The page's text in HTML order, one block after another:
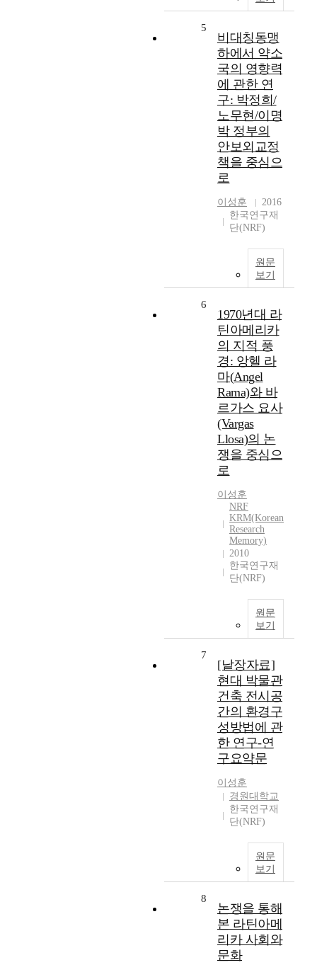
5
비대칭동맹
하에서 약소
국의 영향력
에 관한 연
구: 박정희/
노무현/이명
박 정부의
안보외교정
책을 중심으
로
이성훈
2016
한국연구재
단(NRF)
원문
보기
6
1970년대 라
틴아메리카
의 지적 풍
경: 앙헬 라
마(Angel
Rama)와 바
르가스 요사
(Vargas
Llosa)의 논
쟁을 중심으
로
이성훈
NRF
KRM(Korean
Research
Memory)
2010
한국연구재
단(NRF)
원문
보기
7
[낱장자료]
현대 박물관
건축 전시공
간의 환경구
성방법에 관
한 연구-연
구요약문
이성훈
경원대학교
한국연구재
단(NRF)
원문
보기
8
논쟁을 통해
본 라틴아메
리카 사회와
문화